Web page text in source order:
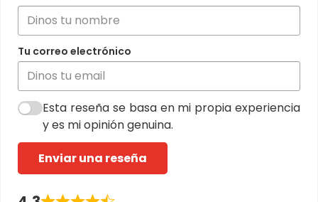
Tu correo electrónico
Esta reseña se basa en mi propia experiencia
y es mi opinión genuina.
Enviar una reseña